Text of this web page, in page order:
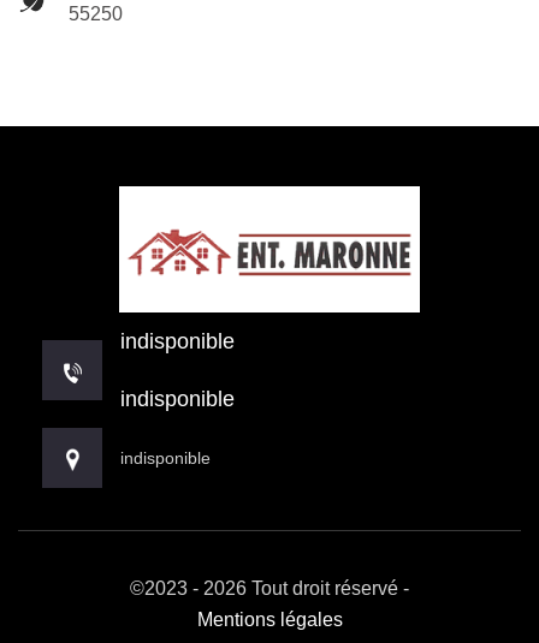
55250
indisponible
indisponible
indisponible
©2023 - 2026 Tout droit réservé -
Mentions légales